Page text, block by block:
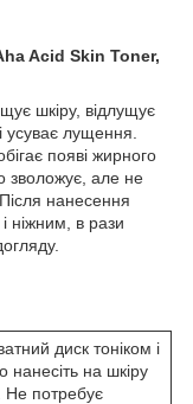
Acid Skin Toner,
шкіру, відлущує
усуває лущення.
появі жирного
зволожує, але не
нанесення
ніжним, в рази
диск тоніком і
нанесіть на шкіру
Не потребує